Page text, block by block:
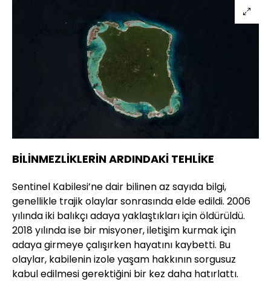
BİLİNMEZLİKLERİN ARDINDAKİ TEHLİKE
Sentinel Kabilesi’ne dair bilinen az sayıda bilgi,
genellikle trajik olaylar sonrasında elde edildi. 2006
yılında iki balıkçı adaya yaklaştıkları için öldürüldü.
2018 yılında ise bir misyoner, iletişim kurmak için
adaya girmeye çalışırken hayatını kaybetti. Bu
olaylar, kabilenin izole yaşam hakkının sorgusuz
kabul edilmesi gerektiğini bir kez daha hatırlattı.